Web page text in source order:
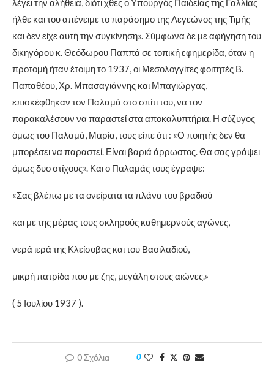
λέγει την αλήθεια, διότι χθες ο Υπουργός Παιδείας της Γαλλίας
ήλθε και του απένειμε το παράσημο της Λεγεώνος της Τιμής
και δεν είχε αυτή την συγκίνηση». Σύμφωνα δε με αφήγηση του
δικηγόρου κ. Θεόδωρου Παππά σε τοπική εφημερίδα, όταν η
προτομή ήταν έτοιμη το 1937, οι Μεσολογγίτες φοιτητές Β.
Παπαθέου, Χρ. Μπασαγιάννης και Μπαγιώργας,
επισκέφθηκαν τον Παλαμά στο σπίτι του, να τον
παρακαλέσουν να παραστεί στα αποκαλυπτήρια. Η σύζυγος
όμως του Παλαμά, Μαρία, τους είπε ότι : «Ο ποιητής δεν θα
μπορέσει να παραστεί. Είναι βαριά άρρωστος. Θα σας γράψει
όμως δυο στίχους». Και ο Παλαμάς τους έγραψε:
«Σας βλέπω με τα ονείρατα τα πλάνα του βραδιού
και με της μέρας τους σκληρούς καθημερνούς αγώνες,
νερά ιερά της Κλείσοβας και του Βασιλαδιού,
μικρή πατρίδα που με ζης, μεγάλη στους αιώνες.»
( 5 Ιουλίου 1937 ).
0 Σχόλια 0